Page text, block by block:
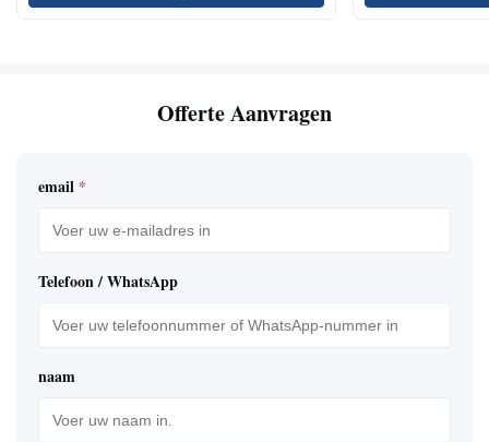
Offerte Aanvragen
email *
Telefoon / WhatsApp
naam